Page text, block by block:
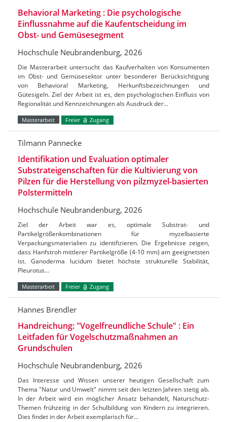
Behavioral Marketing : Die psychologische
Einflussnahme auf die Kaufentscheidung im
Obst- und Gemüsesegment
Hochschule Neubrandenburg, 2026
Die Masterarbeit untersucht das Kaufverhalten von Konsumenten
im Obst- und Gemüsesektor unter besonderer Berücksichtigung
von Behavioral Marketing, Herkunftsbezeichnungen und
Gütesigeln. Ziel der Arbeit ist es, den psychologischen Einfluss von
Regionalität und Kennzeichnungen als Ausdruck der…
Masterarbeit Freier Zugang
Tilmann Pannecke
Identifikation und Evaluation optimaler
Substrateigenschaften für die Kultivierung von
Pilzen für die Herstellung von pilzmyzel-basierten
Polstermitteln
Hochschule Neubrandenburg, 2026
Ziel der Arbeit war es, optimale Substrat- und
Partikelgrößenkombinationen für myzelbasierte
Verpackungsmaterialien zu identifizieren. Die Ergebnisse zeigen,
dass Hanfstroh mittlerer Partikelgröße (4-10 mm) am geeignetsten
ist. Ganoderma lucidum bietet höchste strukturelle Stabilität,
Pleurotus…
Masterarbeit Freier Zugang
Hannes Brendler
Handreichung: "Vogelfreundliche Schule" : Ein
Leitfaden für Vogelschutzmaßnahmen an
Grundschulen
Hochschule Neubrandenburg, 2026
Das Interesse und Wissen unserer heutigen Gesellschaft zum
Thema "Natur und Umwelt" nimmt seit den letzten Jahren stetig ab.
In der Arbeit wird ein möglicher Ansatz behandelt, Naturschutz-
Themen frühzeitig in der Schulbildung von Kindern zu integrieren.
Dies findet in der Arbeit exemplarisch für…